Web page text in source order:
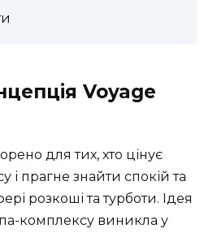
Voyage
для тих, хто цінує
і прагне знайти спокій та
розкоші та турботи. Ідея
комплексу виникла у